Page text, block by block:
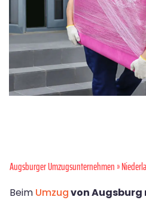
Augsburger Umzugsunternehmen»
Beim Umzugvon Augsburg